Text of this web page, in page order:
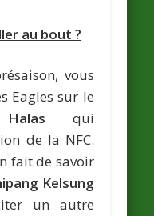
au bout ?
vous
Eagles sur le
qui
de la NFC.
fait de savoir
Kelsung
un autre